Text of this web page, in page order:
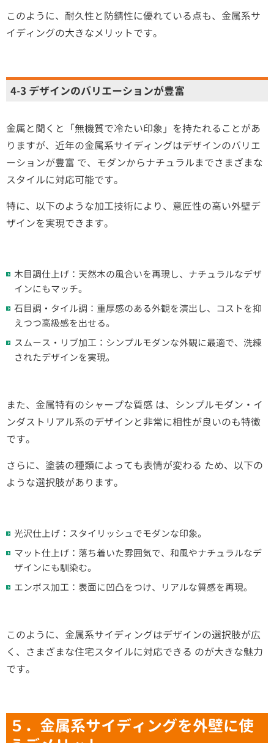
このように、耐久性と防錆性に優れている点も、金属系サ
イディングの大きなメリットです。
4-3 デザインのバリエーションが豊富
金属と聞くと「無機質で冷たい印象」を持たれることがあ
りますが、近年の金属系サイディングはデザインのバリエ
ーションが豊富 で、モダンからナチュラルまでさまざまな
スタイルに対応可能です。
特に、以下のような加工技術により、意匠性の高い外壁デ
ザインを実現できます。
木目調仕上げ：天然木の風合いを再現し、ナチュラルなデザ
インにもマッチ。
石目調・タイル調：重厚感のある外観を演出し、コストを抑
えつつ高級感を出せる。
スムース・リブ加工：シンプルモダンな外観に最適で、洗練
されたデザインを実現。
また、金属特有のシャープな質感 は、シンプルモダン・イ
ンダストリアル系のデザインと非常に相性が良いのも特徴
です。
さらに、塗装の種類によっても表情が変わる ため、以下の
ような選択肢があります。
光沢仕上げ：スタイリッシュでモダンな印象。
マット仕上げ：落ち着いた雰囲気で、和風やナチュラルなデ
ザインにも馴染む。
エンボス加工：表面に凹凸をつけ、リアルな質感を再現。
このように、金属系サイディングはデザインの選択肢が広
く、さまざまな住宅スタイルに対応できる のが大きな魅力
です。
５．金属系サイディングを外壁に使